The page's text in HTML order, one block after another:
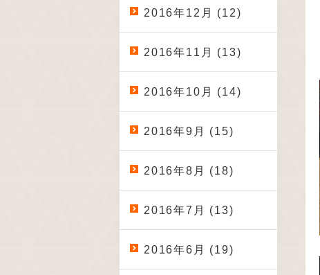
2016年12月 (12)
2016年11月 (13)
2016年10月 (14)
2016年9月 (15)
2016年8月 (18)
2016年7月 (13)
2016年6月 (19)